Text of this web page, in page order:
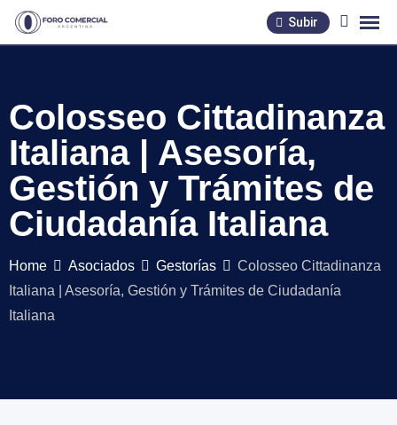
Skip
Subir
Colosseo Cittadinanza
Italiana | Asesoría,
Gestión y Trámites de
Ciudadanía Italiana
Home Asociados Gestorías
Colosseo Cittadinanza
Italiana | Asesoría, Gestión y Trámites de Ciudadanía
Italiana